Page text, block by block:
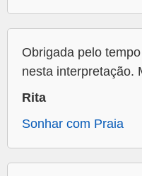
Obrigada pelo
nesta interpretação.
Rita
Sonhar com Praia